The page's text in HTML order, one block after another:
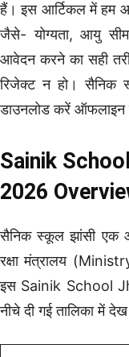
हैं। इस आर्टिकल में हम
जैसे- योग्यता, आयु
आवेदन करने का सही
रिजेक्ट न हो। सैनिक
डाउनलोड करें ऑफलाइन
Sainik
2026
सैनिक स्कूल झांसी एक
रक्षा मंत्रालय
इस Sainik School
नीचे दी गई तालिका में